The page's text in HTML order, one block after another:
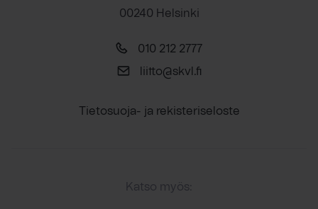
00240 Helsinki
010 212 2777
liitto@skvl.fi
Tietosuoja- ja rekisteriseloste
Katso myös: